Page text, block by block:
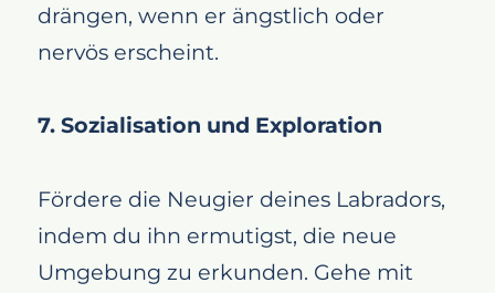
drängen, wenn er ängstlich oder
nervös erscheint.
7. Sozialisation und Exploration
Fördere die Neugier deines Labradors,
indem du ihn ermutigst, die neue
Umgebung zu erkunden. Gehe mit